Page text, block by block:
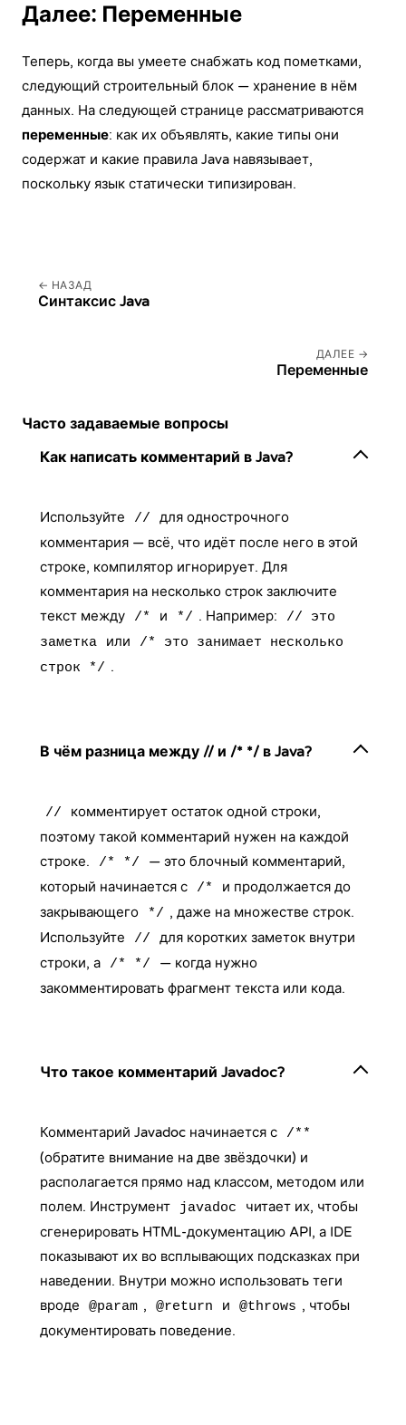
Далее: Переменные
Теперь, когда вы умеете снабжать код пометками,
следующий строительный блок — хранение в нём
данных. На следующей странице рассматриваются
переменные: как их объявлять, какие типы они
содержат и какие правила Java навязывает,
поскольку язык статически типизирован.
НАЗАД
Синтаксис Java
ДАЛЕЕ
Переменные
Часто задаваемые вопросы
Как написать комментарий в Java?
Используйте //
для однострочного
комментария — всё, что идёт после него в этой
строке, компилятор игнорирует. Для
комментария на несколько строк заключите
текст между
/* и */ . Например:
// это
заметка
или
/* это занимает несколько
строк */ .
В чём разница между // и /* */ в Java?
//
комментирует остаток одной строки,
поэтому такой комментарий нужен на каждой
строке.
/* */
— это блочный комментарий,
который начинается с
/*
и продолжается до
закрывающего
*/ , даже на множестве строк.
Используйте
//
для коротких заметок внутри
строки, а
/* */
— когда нужно
закомментировать фрагмент текста или кода.
Что такое комментарий Javadoc?
Комментарий Javadoc начинается с /**
(обратите внимание на две звёздочки) и
располагается прямо над классом, методом или
полем. Инструмент
javadoc
читает их, чтобы
сгенерировать HTML-документацию API, а IDE
показывают их во всплывающих подсказках при
наведении. Внутри можно использовать теги
вроде
@param , @return и @throws , чтобы
документировать поведение.